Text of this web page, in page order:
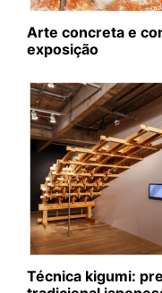
Arte concreta e
exposição
Técnica kigumi: